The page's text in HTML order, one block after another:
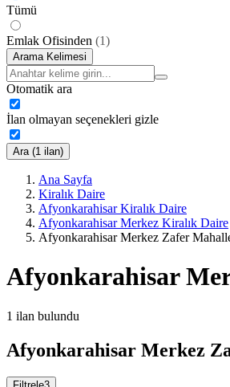
Tümü
Emlak Ofisinden (1)
Arama Kelimesi
Otomatik ara
İlan olmayan seçenekleri gizle
Ara (1 ilan)
Ana Sayfa
Kiralık Daire
Afyonkarahisar Kiralık Daire
Afyonkarahisar Merkez Kiralık Daire
Afyonkarahisar Merkez Zafer
Afyonkarahisar
1 ilan bulundu
Afyonkarahisar Merkez